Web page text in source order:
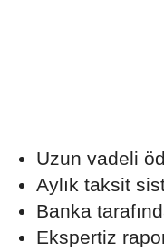
Uzun vadeli
Aylık taksit
Banka
Ekspertiz